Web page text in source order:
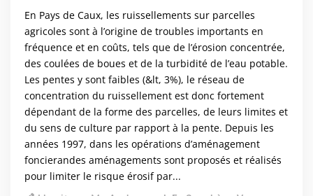
En Pays de Caux, les ruissellements sur parcelles
agricoles sont à l’origine de troubles importants en
fréquence et en coûts, tels que de l’érosion concentrée,
des coulées de boues et de la turbidité de l’eau potable.
Les pentes y sont faibles (&lt, 3%), le réseau de
concentration du ruissellement est donc fortement
dépendant de la forme des parcelles, de leurs limites et
du sens de culture par rapport à la pente. Depuis les
années 1997, dans les opérations d’aménagement
foncierandes aménagements sont proposés et réalisés
pour limiter le risque érosif par...